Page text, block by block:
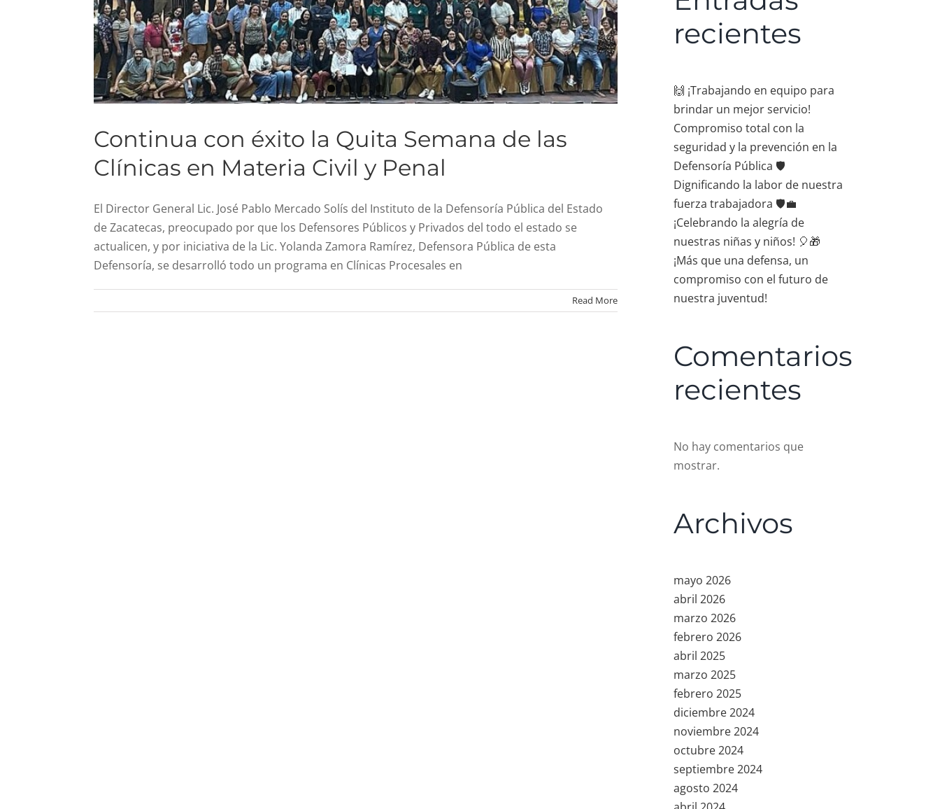
Continua con éxito la Quita Semana de las
Clínicas en Materia Civil y Penal
El Director General Lic. José Pablo Mercado Solís del Instituto de la Defensoría Pública del Estado
de Zacatecas, preocupado por que los Defensores Públicos y Privados del todo el estado se
actualicen, y por iniciativa de la Lic. Yolanda Zamora Ramírez, Defensora Pública de esta
Defensoría, se desarrolló todo un programa en Clínicas Procesales en
Read More
recientes
🙌 ¡Trabajando en equipo para
brindar un mejor servicio!
Compromiso total con la
seguridad y la prevención en la
Defensoría Pública 🛡️
Dignificando la labor de nuestra
fuerza trabajadora 🛡️💼
¡Celebrando la alegría de
nuestras niñas y niños! 🎈🎁
¡Más que una defensa, un
compromiso con el futuro de
nuestra juventud!
Comentarios
recientes
No hay comentarios que
mostrar.
Archivos
mayo 2026
abril 2026
marzo 2026
febrero 2026
abril 2025
marzo 2025
febrero 2025
diciembre 2024
noviembre 2024
octubre 2024
septiembre 2024
agosto 2024